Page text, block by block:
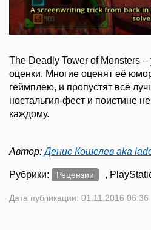
The Deadly Tower of Monsters
оценки. Многие оценят её
геймплею, и пропустят всё
ностальгия-фест и поистине
каждому.
Автор:Денис Кошелев aka
Рубрики: Рецензии ,
Дата публикации: 01.11.2016 06:36